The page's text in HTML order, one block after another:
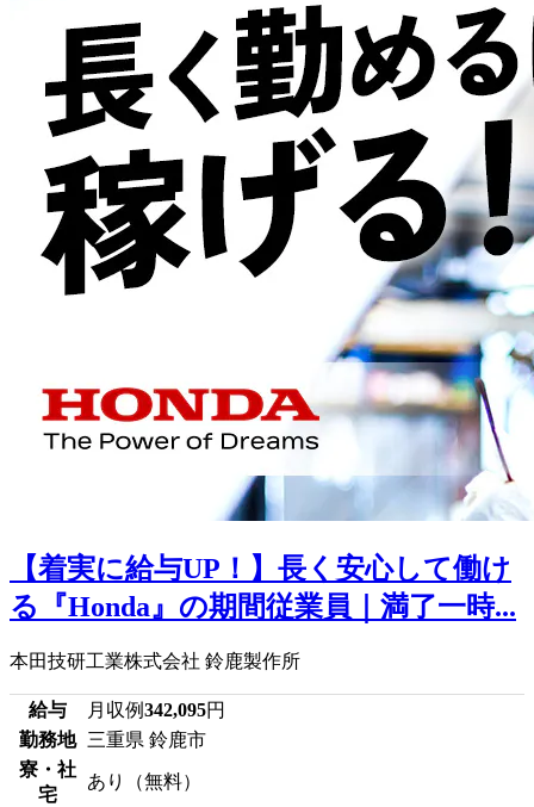
【着実に給与UP！】長く安心して働け
る『Honda』の期間従業員｜満了一時...
本田技研工業株式会社 鈴鹿製作所
給与 月収例342,095円
勤務地 三重県 鈴鹿市
寮・社
宅
あり（無料）